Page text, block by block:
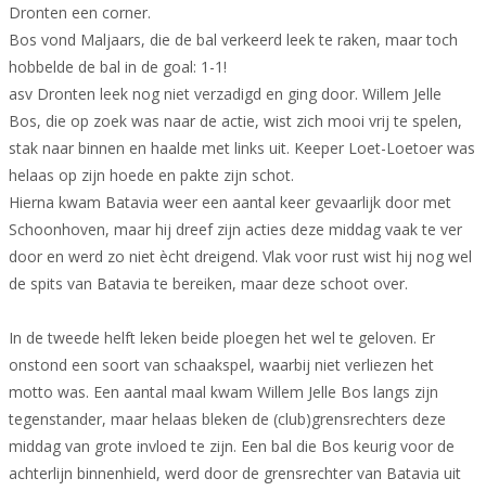
Dronten een corner.
Bos vond Maljaars, die de bal verkeerd leek te raken, maar toch
hobbelde de bal in de goal: 1-1!
asv Dronten leek nog niet verzadigd en ging door. Willem Jelle
Bos, die op zoek was naar de actie, wist zich mooi vrij te spelen,
stak naar binnen en haalde met links uit. Keeper Loet-Loetoer was
helaas op zijn hoede en pakte zijn schot.
Hierna kwam Batavia weer een aantal keer gevaarlijk door met
Schoonhoven, maar hij dreef zijn acties deze middag vaak te ver
door en werd zo niet ècht dreigend. Vlak voor rust wist hij nog wel
de spits van Batavia te bereiken, maar deze schoot over.
In de tweede helft leken beide ploegen het wel te geloven. Er
onstond een soort van schaakspel, waarbij niet verliezen het
motto was. Een aantal maal kwam Willem Jelle Bos langs zijn
tegenstander, maar helaas bleken de (club)grensrechters deze
middag van grote invloed te zijn. Een bal die Bos keurig voor de
achterlijn binnenhield, werd door de grensrechter van Batavia uit